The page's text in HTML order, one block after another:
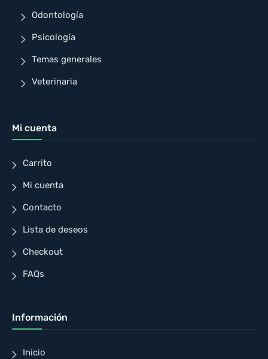
Odontología
Psicología
Temas generales
Veterinaria
Mi cuenta
Carrito
Mi cuenta
Contacto
Lista de deseos
Checkout
FAQs
Información
Inicio